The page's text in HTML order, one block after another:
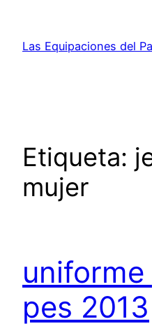
contenido
Las Equipaciones del
Etiqueta:
mujer
pes 2013